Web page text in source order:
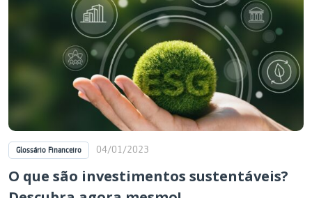
Glossário Financeiro 04/01/2023
O que são investimentos sustentáveis?